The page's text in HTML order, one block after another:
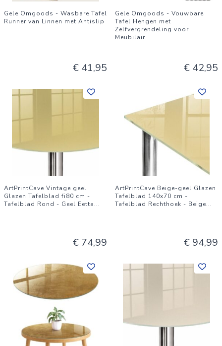
Gele Omgoods - Wasbare Tafel
Runner van Linnen met Antislip
€ 41,95
Gele Omgoods - Vouwbare
Tafel Hengen met
Zelfvergrendeling voor
Meubilair
€ 42,95
ArtPrintCave Vintage geel
Glazen Tafelblad fi80 cm -
Tafelblad Rond - Geel Eetta...
€ 74,99
ArtPrintCave Beige-geel Glazen
Tafelblad 140x70 cm -
Tafelblad Rechthoek - Beige...
€ 94,99